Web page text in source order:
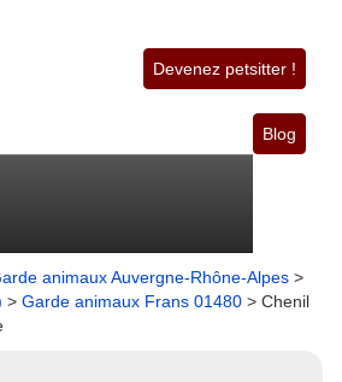
Devenez petsitter !
Blog
animaux Auvergne-Rhône-Alpes >
> Garde animaux Frans 01480 > Chenil